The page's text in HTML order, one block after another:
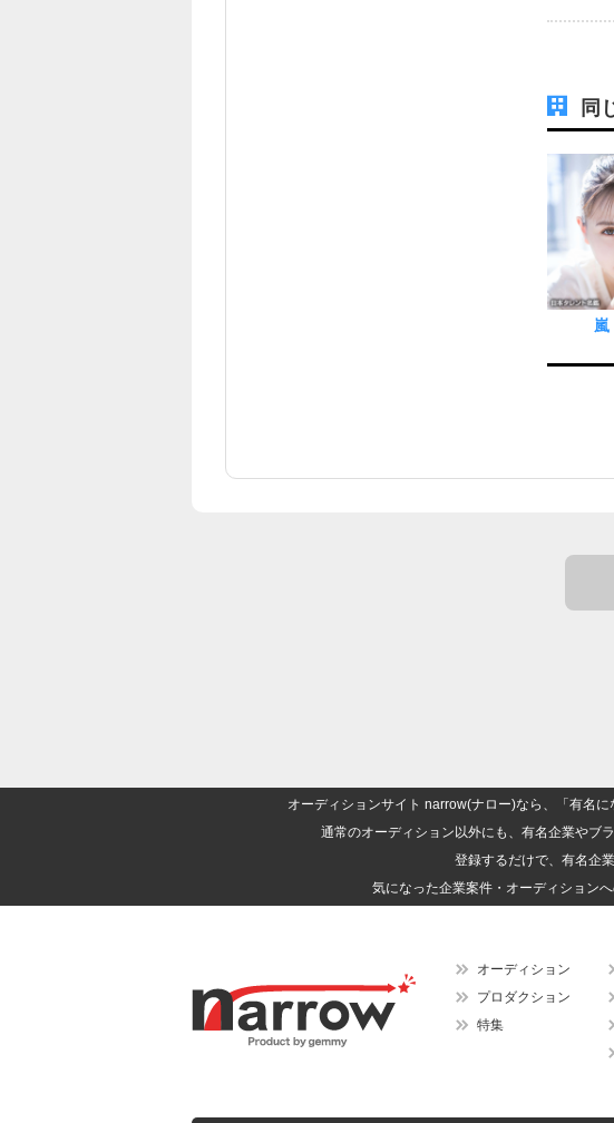
同
オーディションサイト narrow(ナロー)なら、「有名
通常のオーディション以外にも、有名企業やブ
登録するだけで、有名企
気になった企業案件・オーディション
オーディション
プロダクション
特集